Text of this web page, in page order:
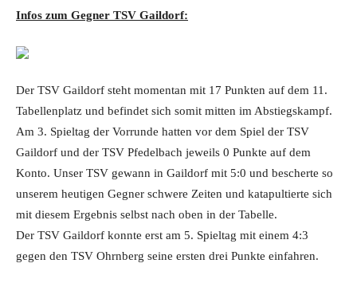
Infos zum Gegner TSV Gaildorf:
Der TSV Gaildorf steht momentan mit 17 Punkten auf dem 11.
Tabellenplatz und befindet sich somit mitten im Abstiegskampf.
Am 3. Spieltag der Vorrunde hatten vor dem Spiel der TSV
Gaildorf und der TSV Pfedelbach jeweils 0 Punkte auf dem
Konto. Unser TSV gewann in Gaildorf mit 5:0 und bescherte so
unserem heutigen Gegner schwere Zeiten und katapultierte sich
mit diesem Ergebnis selbst nach oben in der Tabelle.
Der TSV Gaildorf konnte erst am 5. Spieltag mit einem 4:3
gegen den TSV Ohrnberg seine ersten drei Punkte einfahren.